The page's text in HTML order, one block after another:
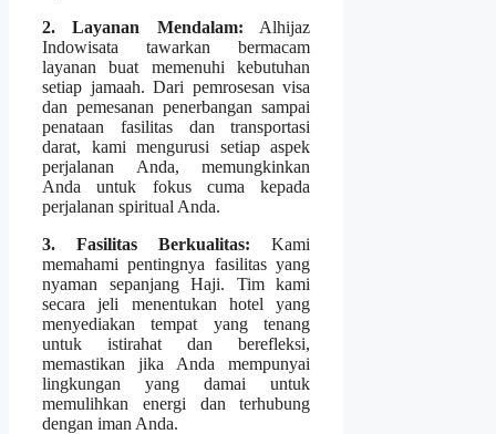
2. Layanan Mendalam: Alhijaz
Indowisata tawarkan bermacam
layanan buat memenuhi kebutuhan
setiap jamaah. Dari pemrosesan visa
dan pemesanan penerbangan sampai
penataan fasilitas dan transportasi
darat, kami mengurusi setiap aspek
perjalanan Anda, memungkinkan
Anda untuk fokus cuma kepada
perjalanan spiritual Anda.
3. Fasilitas Berkualitas: Kami
memahami pentingnya fasilitas yang
nyaman sepanjang Haji. Tim kami
secara jeli menentukan hotel yang
menyediakan tempat yang tenang
untuk istirahat dan berefleksi,
memastikan jika Anda mempunyai
lingkungan yang damai untuk
memulihkan energi dan terhubung
dengan iman Anda.